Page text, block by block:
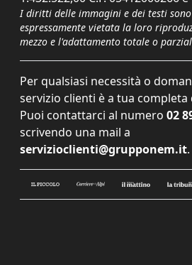
I diritti delle immagini e dei testi
espressamente vietata la loro
mezzo e l'adattamento totale o
Per qualsiasi necessità o
servizio clienti è a tua completa
Puoi contattarci al numero 02
scrivendo una mail a
servizioclienti@grupponem.it.